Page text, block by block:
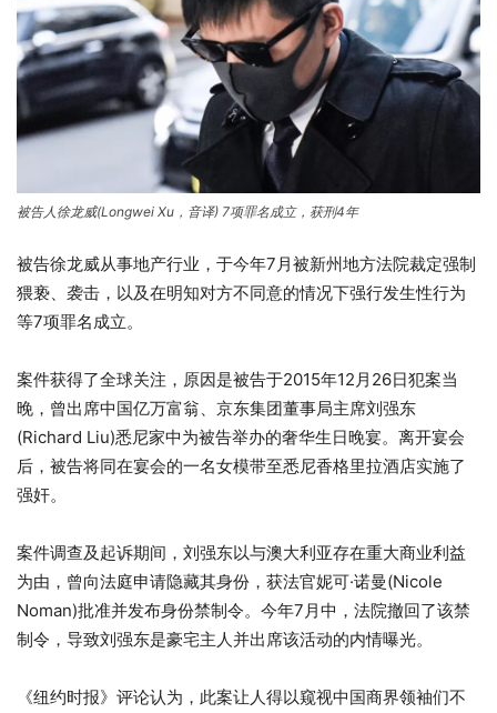
被告人徐龙威(Longwei Xu，音译) 7项罪名成立，获刑4年
被告徐龙威从事地产行业，于今年7月被新州地方法院裁定强制
猥亵、袭击，以及在明知对方不同意的情况下强行发生性行为
等7项罪名成立。
案件获得了全球关注，原因是被告于2015年12月26日犯案当
晚，曾出席中国亿万富翁、京东集团董事局主席刘强东
(Richard Liu)悉尼家中为被告举办的奢华生日晚宴。离开宴会
后，被告将同在宴会的一名女模带至悉尼香格里拉酒店实施了
强奸。
案件调查及起诉期间，刘强东以与澳大利亚存在重大商业利益
为由，曾向法庭申请隐藏其身份，获法官妮可·诺曼(Nicole
Noman)批准并发布身份禁制令。今年7月中，法院撤回了该禁
制令，导致刘强东是豪宅主人并出席该活动的内情曝光。
《纽约时报》评论认为，此案让人得以窥视中国商界领袖们不